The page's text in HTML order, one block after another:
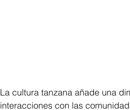
La cultura tanzana añade una
interacciones con las